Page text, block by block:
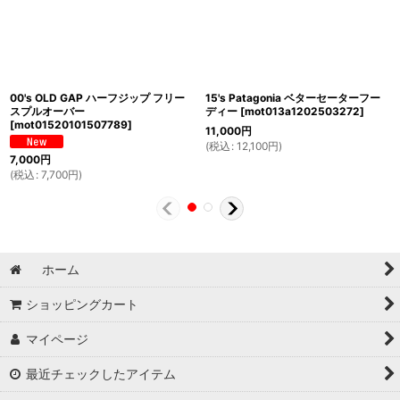
00's OLD GAP ハーフジップ フリー
スプルオーバー
[mot01520101507789]
7,000円
(税込 : 7,700円)
15's Patagonia ベターセーターフー
ディー [mot013a1202503272]
11,000円
(税込 : 12,100円)
ホーム
ショッピングカート
マイページ
最近チェックしたアイテム